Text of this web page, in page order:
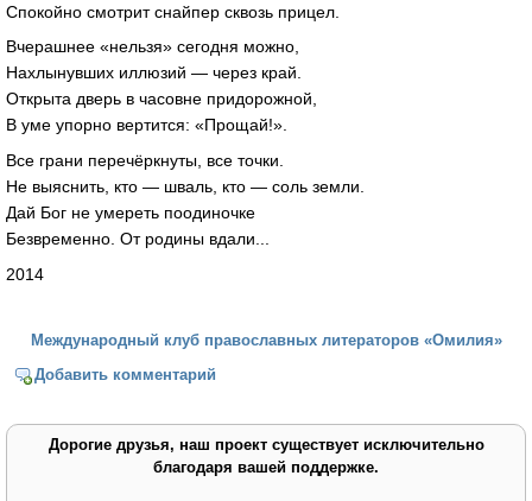
Спокойно смотрит снайпер сквозь прицел.
Вчерашнее «нельзя» сегодня можно,
Нахлынувших иллюзий — через край.
Открыта дверь в часовне придорожной,
В уме упорно вертится: «Прощай!».
Все грани перечёркнуты, все точки.
Не выяснить, кто — шваль, кто — соль земли.
Дай Бог не умереть поодиночке
Безвременно. От родины вдали...
2014
Международный клуб православных литераторов «Омилия»
Добавить комментарий
Дорогие друзья, наш проект существует исключительно
благодаря вашей поддержке.